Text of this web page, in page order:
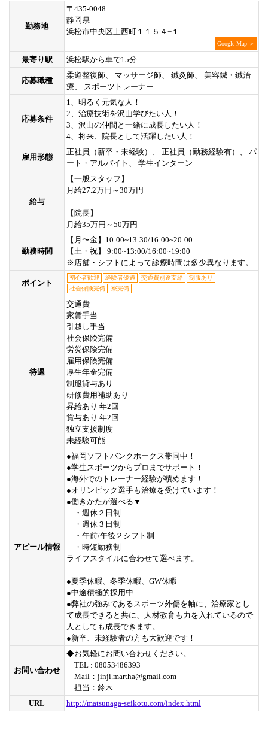
勤務地
〒435-0048
静岡県
浜松市中央区上西町１１５４−１
Google Map ＞
最寄り駅 浜松駅から車で15分
応募職種
柔道整復師、 マッサージ師、 鍼灸師、 美容鍼・鍼治
療、 スポーツトレーナー
応募条件
1、明るく元気な人！
2、治療技術を沢山学びたい人！
3、沢山の仲間と一緒に成長したい人！
4、将来、院長として活躍したい人！
雇用形態
正社員（新卒・未経験）、 正社員（勤務経験有）、 パ
ート・アルバイト、 学生インターン
給与
【一般スタッフ】
月給27.2万円～30万円
【院長】
月給35万円～50万円
勤務時間
【月〜金】10:00~13:30/16:00~20:00
【土・祝】 9:00~13:00/16:00~19:00
※店舗・シフトによって診療時間は多少異なります。
ポイント
初心者歓迎 経験者優遇 交通費別途支給
制服あり
社会保険完備
寮完備
待遇
交通費
家賃手当
引越し手当
社会保険完備
労災保険完備
雇用保険完備
厚生年金完備
制服貸与あり
研修費用補助あり
昇給あり 年2回
賞与あり 年2回
独立支援制度
未経験可能
アピール情報
●福岡ソフトバンクホークス帯同中！
●学生スポーツからプロまでサポート！
●海外でのトレーナー経験が積めます！
●オリンピック選手も治療を受けています！
●働きかたが選べる▼
・週休２日制
・週休３日制
・午前/午後２シフト制
・時短勤務制
ライフスタイルに合わせて選べます。
●夏季休暇、冬季休暇、GW休暇
●中途積極的採用中
●弊社の強みであるスポーツ外傷を軸に、治療家とし
て成長できると共に、人材教育も力を入れているので
人としても成長できます。
●新卒、未経験者の方も大歓迎です！
お問い合わせ
◆お気軽にお問い合わせください。
TEL : 08053486393
Mail：jinji.martha@gmail.com
担当：鈴木
URL
http://matsunaga-seikotu.com/index.html